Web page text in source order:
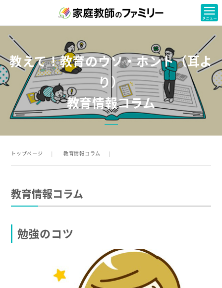
教えて！教育のウソ・ホント（耳よ
り）
教育情報コラム
トップページ 教育情報コラム
教育情報コラム
勉強のコツ